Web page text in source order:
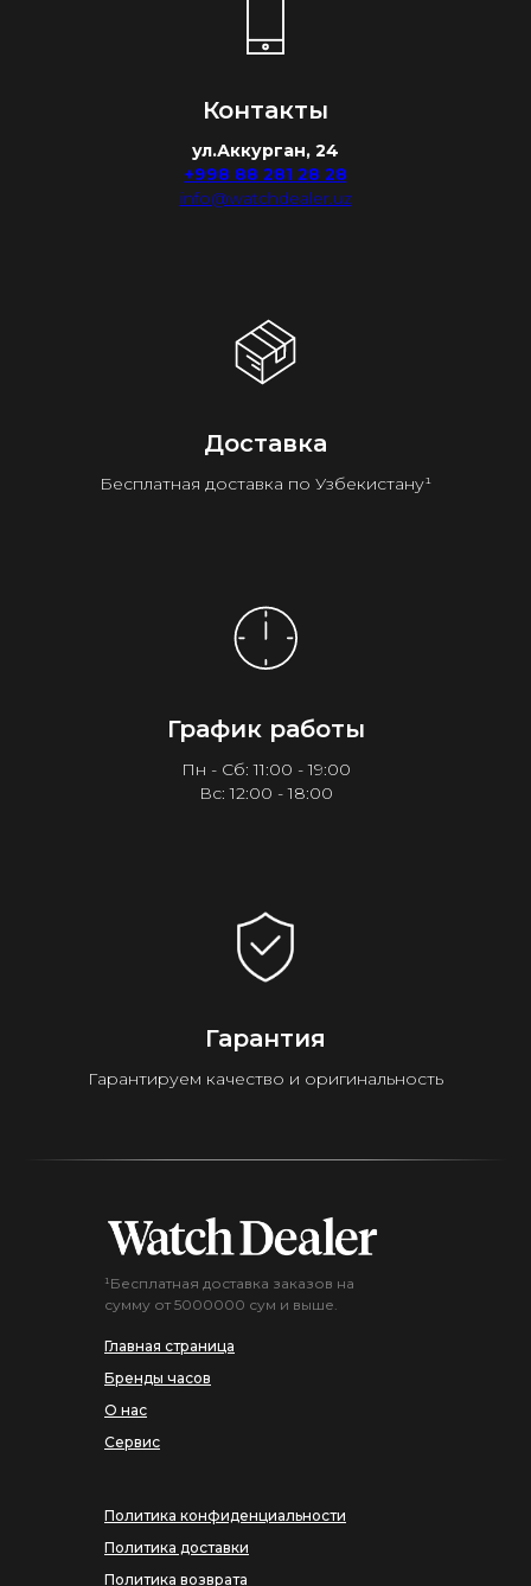
Контакты
ул.Аккурган, 24
+998 88 281 28 28
info@watchdealer.uz
Доставка
Бесплатная доставка по Узбекистану¹
График работы
Пн - Сб: 11:00 - 19:00
Вс: 12:00 - 18:00
Гарантия
Гарантируем качество и оригинальность
Главная страница
Бренды часов
О нас
Сервис
¹Бесплатная доставка заказов на
сумму от 5000000 сум и выше.
Политика конфиденциальности
Политика доставки
Политика возврата